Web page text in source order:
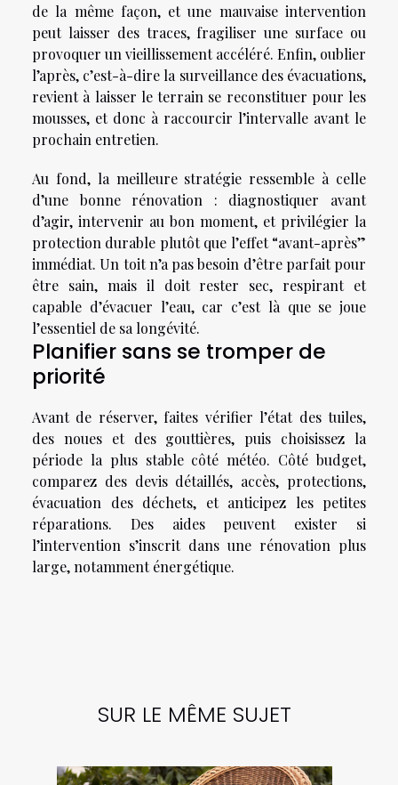
de la même façon, et une mauvaise intervention
peut laisser des traces, fragiliser une surface ou
provoquer un vieillissement accéléré. Enfin, oublier
l’après, c’est-à-dire la surveillance des évacuations,
revient à laisser le terrain se reconstituer pour les
mousses, et donc à raccourcir l’intervalle avant le
prochain entretien.
Au fond, la meilleure stratégie ressemble à celle
d’une bonne rénovation : diagnostiquer avant
d’agir, intervenir au bon moment, et privilégier la
protection durable plutôt que l’effet “avant-après”
immédiat. Un toit n’a pas besoin d’être parfait pour
être sain, mais il doit rester sec, respirant et
capable d’évacuer l’eau, car c’est là que se joue
l’essentiel de sa longévité.
Planifier sans se tromper de
priorité
Avant de réserver, faites vérifier l’état des tuiles,
des noues et des gouttières, puis choisissez la
période la plus stable côté météo. Côté budget,
comparez des devis détaillés, accès, protections,
évacuation des déchets, et anticipez les petites
réparations. Des aides peuvent exister si
l’intervention s’inscrit dans une rénovation plus
large, notamment énergétique.
SUR LE MÊME SUJET